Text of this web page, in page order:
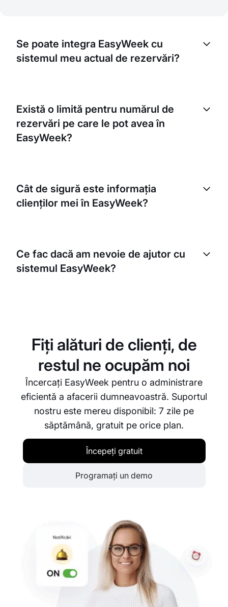
Se poate integra EasyWeek cu
sistemul meu actual de rezervări?
integrare poate varia. Vă rugăm să contactați
echipa noastră de suport pentru informații mai
specifice.
Există o limită pentru numărul de
rezervări pe care le pot avea în
EasyWeek?
gestiona un volum mare de rezervări fără
probleme.
Cât de sigură este informația
clienților mei în EasyWeek?
criptate și protejate. Respectăm legi și recomandări
stricte privind confidențialitatea datelor.
Ce fac dacă am nevoie de ajutor cu
sistemul EasyWeek?
care vă vor ajuta să vă familiarizați cu sistemul.
Fiți alături de clienți, de
restul ne ocupăm noi
Încercați EasyWeek pentru o administrare
eficientă a afacerii dumneavoastră. Suportul
nostru este mereu disponibil: 7 zile pe
săptămână, gratuit pe orice plan.
Începeți gratuit
Programați un demo